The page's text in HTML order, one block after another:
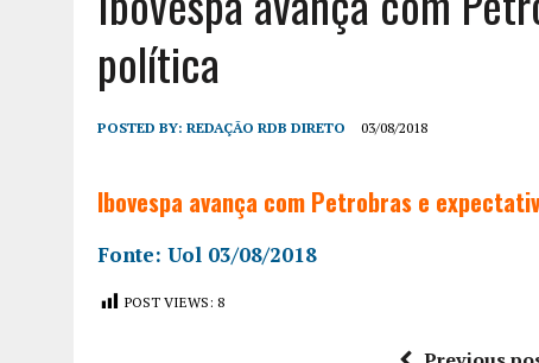
política
POSTED BY: REDAÇÃO RDB DIRETO 03/08/2018
Ibovespa avança com Petrobras e
Fonte: Uol 03/08/2018
POST VIEWS: 8